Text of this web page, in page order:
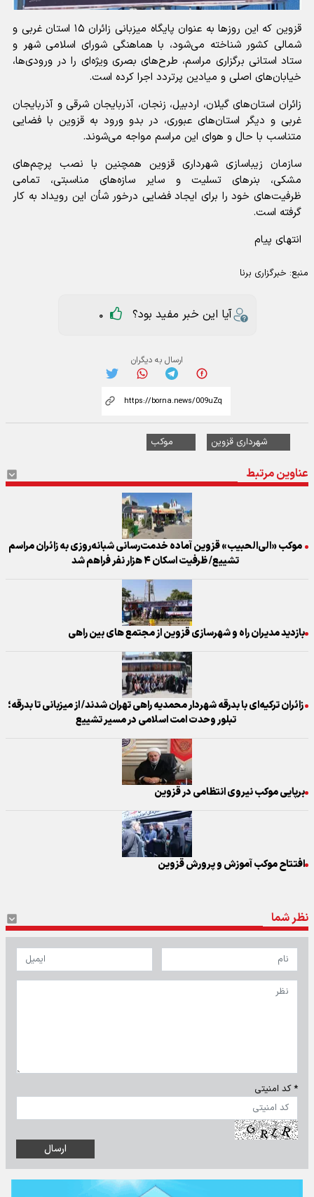
قزوین که این روزها به عنوان پایگاه میزبانی زائران ۱۵ استان غربی و
شمالی کشور شناخته می‌شود، با هماهنگی شورای اسلامی شهر و
ستاد استانی برگزاری مراسم، طرح‌های بصری ویژه‌ای را در ورودی‌ها،
خیابان‌های اصلی و میادین پرتردد اجرا کرده است.
زائران استان‌های گیلان، اردبیل، زنجان، آذربایجان شرقی و آذربایجان
غربی و دیگر استان‌های عبوری، در بدو ورود به قزوین با فضایی
متناسب با حال و هوای این مراسم مواجه می‌شوند.
سازمان زیباسازی شهرداری قزوین همچنین با نصب پرچم‌های
مشکی، بنرهای تسلیت و سایر سازه‌های مناسبتی، تمامی
ظرفیت‌های خود را برای ایجاد فضایی درخور شأن این رویداد به کار
گرفته است.
انتهای پیام
منبع: خبرگزاری برنا
آیا این خبر مفید بود؟ 0
ارسال به دیگران
شهرداری قزوین موکب
عناوین مرتبط
موکب «الی‌الحبیب» قزوین آماده خدمت‌رسانی شبانه‌روزی به زائران مراسم
تشییع/ ظرفیت اسکان ۴ هزار نفر فراهم شد
بازدید مدیران راه و شهرسازی قزوین از مجتمع های بین راهی
زائران ترکیه‌ای با بدرقه شهردار محمدیه راهی تهران شدند/ از میزبانی تا بدرقه؛
تبلور وحدت امت اسلامی در مسیر تشییع
برپایی موکب نیروی انتظامی در قزوین
افتتاح موکب آموزش و پرورش قزوین
نظر شما
* کد امنیتی